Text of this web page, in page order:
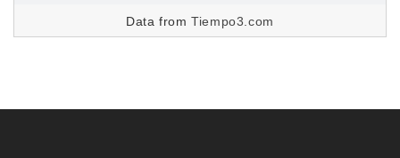
Data fromTiempo3.com